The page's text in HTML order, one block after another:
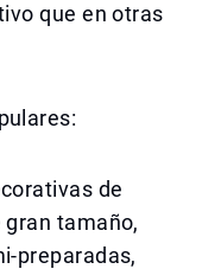
que en otras
de
tamaño,
preparadas,